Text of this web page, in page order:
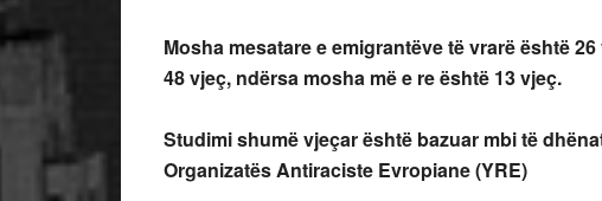
Mosha mesatare e emigrantëve të vrarë është
48 vjeç, ndërsa mosha më e re është 13 vjeç.
Studimi shumë vjeçar është bazuar mbi të
Organizatës Antiraciste Evropiane (YRE)